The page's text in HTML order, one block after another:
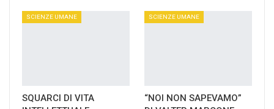
SCIENZE UMANE
SQUARCI DI VITA
SCIENZE UMANE
“NOI NON SAPEVAMO”